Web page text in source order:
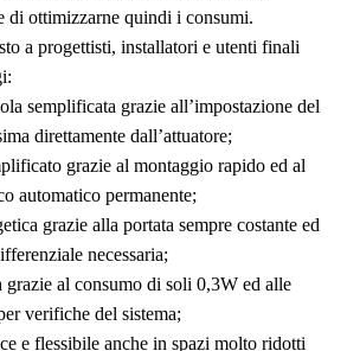
di ottimizzarne quindi i consumi.
a progettisti, installatori e utenti finali
semplificata grazie all’impostazione del
direttamente dall’attuatore;
grazie al montaggio rapido ed al
automatico permanente;
grazie alla portata sempre costante ed
necessaria;
grazie al consumo di soli 0,3W ed alle
verifiche del sistema;
e flessibile anche in spazi molto ridotti